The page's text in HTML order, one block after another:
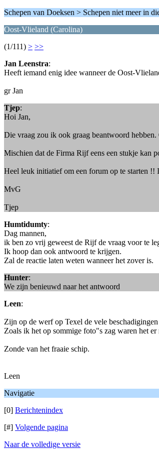
Schepen van Doeksen > Schepen niet meer in
Oost-Vlieland (Carolina)
(1/111) > >>
Jan Leenstra:
Heeft iemand enig idee wanneer de Oost-
gr Jan
Tjep:
Hoi Jan,
Die vraag zou ik ook graag beantwoord
Mischien dat de Firma Rijf eens een stukje kan
Heel leuk initiatief om een forum op te starten
MvG
Tjep
Humtidumty:
Dag mannen,
ik ben zo vrij geweest de Rijf de vraag voor te
Ik hoop dan ook antwoord te krijgen.
Zal de reactie laten weten wanneer het zover is.
Hunter:
We zijn benieuwd naar het antwoord
Leen:
Zijn op de werf op Texel de vele
Zoals ik het op sommige foto"s zag waren het er
Zonde van het fraaie schip.
Leen
Navigatie
[0] Berichtenindex
[#] Volgende pagina
Naar de volledige versie